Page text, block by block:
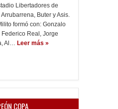
Libertadores de
Buter y Asis.
formó con: Gonzalo
Real, Jorge
Al… Leer más »
COPA